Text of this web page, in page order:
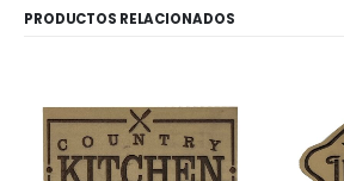
PRODUCTOS RELACIONADOS